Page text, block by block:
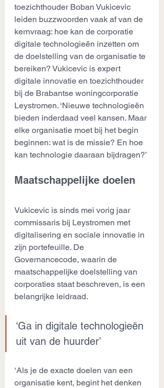
toezichthouder Boban Vukicevic
leiden buzzwoorden vaak af van de
kernvraag: hoe kan de corporatie
digitale technologieën inzetten om
de doelstelling van de organisatie te
bereiken? Vukicevic is expert
digitale innovatie en toezichthouder
bij de Brabantse woningcorporatie
Leystromen. ‘Nieuwe technologieën
bieden inderdaad veel kansen. Maar
elke organisatie moet bij het begin
beginnen: wat is de missie? En hoe
kan technologie daaraan bijdragen?’
Maatschappelijke doelen
Vukicevic is sinds mei vorig jaar
commissaris bij Leystromen met
digitalisering en sociale innovatie in
zijn portefeuille. De
Governancecode, waarin de
maatschappelijke doelstelling van
corporaties staat beschreven, is een
belangrijke leidraad.
‘Ga in digitale technologieën
uit van de huurder’
‘Als je de exacte doelen van een
organisatie kent, begint het denken